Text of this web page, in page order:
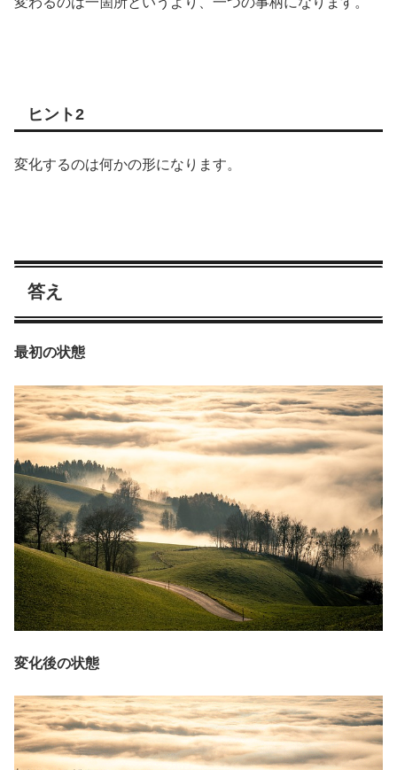
ヒント2
変化するのは何かの形になります。
答え
最初の状態
変化後の状態